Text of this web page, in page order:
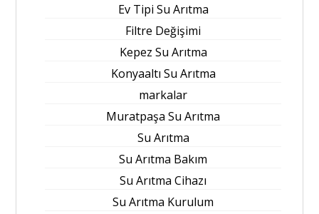
Ev Tipi Su Arıtma
Filtre Değişimi
Kepez Su Arıtma
Konyaaltı Su Arıtma
markalar
Muratpaşa Su Arıtma
Su Arıtma
Su Arıtma Bakım
Su Arıtma Cihazı
Su Arıtma Kurulum